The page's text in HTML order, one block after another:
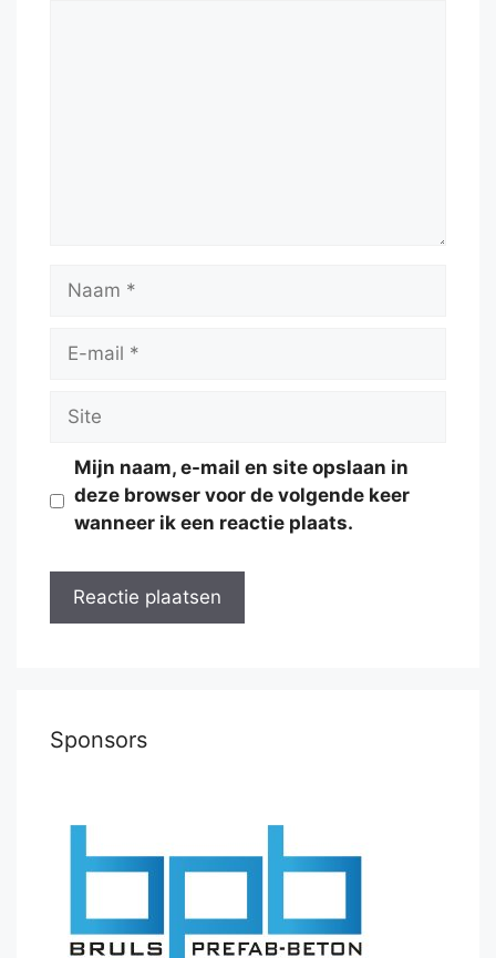
Naam
Site
Mijn naam, e-mail en site opslaan in
deze browser voor de volgende keer
wanneer ik een reactie plaats.
Sponsors